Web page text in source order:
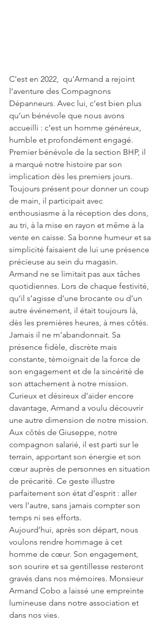
C'est en 2022,  qu'Armand a rejoint
l’aventure des Compagnons
Dépanneurs. Avec lui, c’est bien plus
qu’un bénévole que nous avons
accueilli : c’est un homme généreux,
humble et profondément engagé.
Premier bénévole de la section BHP, il
a marqué notre histoire par son
implication dès les premiers jours.
Toujours présent pour donner un coup
de main, il participait avec
enthousiasme à la réception des dons,
au tri, à la mise en rayon et même à la
vente en caisse. Sa bonne humeur et sa
simplicité faisaient de lui une présence
précieuse au sein du magasin.
Armand ne se limitait pas aux tâches
quotidiennes. Lors de chaque festivité,
qu’il s’agisse d’une brocante ou d’un
autre événement, il était toujours là,
dès les premières heures, à mes côtés.
Jamais il ne m’abandonnait. Sa
présence fidèle, discrète mais
constante, témoignait de la force de
son engagement et de la sincérité de
son attachement à notre mission.
Curieux et désireux d’aider encore
davantage, Armand a voulu découvrir
une autre dimension de notre mission.
Aux côtés de Giuseppe, notre
compagnon salarié, il est parti sur le
terrain, apportant son énergie et son
cœur auprès de personnes en situation
de précarité. Ce geste illustre
parfaitement son état d’esprit : aller
vers l’autre, sans jamais compter son
temps ni ses efforts.
Aujourd’hui, après son départ, nous
voulons rendre hommage à cet
homme de cœur. Son engagement,
son sourire et sa gentillesse resteront
gravés dans nos mémoires. Monsieur
Armand Cobo a laissé une empreinte
lumineuse dans notre association et
dans nos vies.